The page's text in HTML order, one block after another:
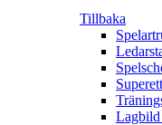
Tillbaka